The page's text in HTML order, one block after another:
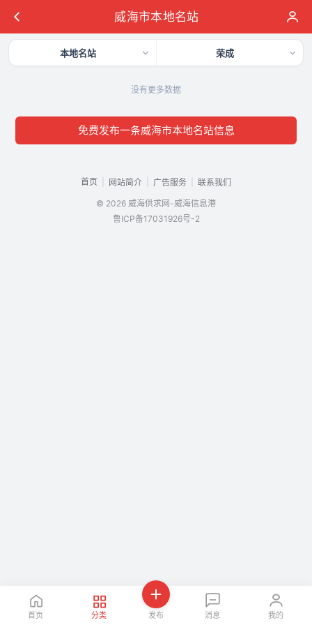
威海市本地名站
本地名站 荣成
没有更多数据
免费发布一条威海市本地名站信息
首页 网站简介 广告服务
联系我们
© 2026 威海供求网-威海信息港
鲁ICP备17031926号-2
首页 分类 发布 消息 我的